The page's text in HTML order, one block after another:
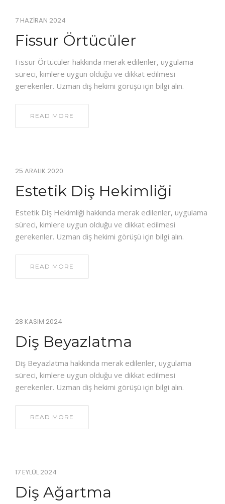
7 HAZIRAN 2024
Fissur Örtücüler
Fissur Örtücüler hakkında merak edilenler, uygulama
süreci, kimlere uygun olduğu ve dikkat edilmesi
gerekenler. Uzman diş hekimi görüşü için bilgi alın.
READ MORE
25 ARALIK 2020
Estetik Diş Hekimliği
Estetik Diş Hekimliği hakkında merak edilenler, uygulama
süreci, kimlere uygun olduğu ve dikkat edilmesi
gerekenler. Uzman diş hekimi görüşü için bilgi alın.
READ MORE
28 KASIM 2024
Diş Beyazlatma
Diş Beyazlatma hakkında merak edilenler, uygulama
süreci, kimlere uygun olduğu ve dikkat edilmesi
gerekenler. Uzman diş hekimi görüşü için bilgi alın.
READ MORE
17 EYLÜL 2024
Diş Ağartma